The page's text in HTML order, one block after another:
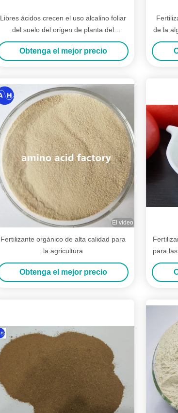
Libres ácidos crecen el uso alcalino foliar
del suelo del origen de planta del
fertilizante el 40%
Obtenga el mejor precio
de la
El video
Fertilizante orgánico de alta calidad para
la agricultura
Obtenga el mejor precio
para